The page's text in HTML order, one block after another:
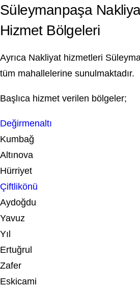
Süleymanpaşa
Hizmet Bölgeleri
Ayrıca Nakliyat hizmetleri
tüm mahallelerine sunulmaktadır.
Başlıca hizmet verilen bölgeler;
Değirmenaltı
Kumbağ
Altınova
Hürriyet
Çiftlikönü
Aydoğdu
Yavuz
Yıl
Ertuğrul
Zafer
Eskicami